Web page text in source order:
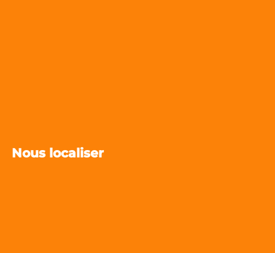
Nous localiser